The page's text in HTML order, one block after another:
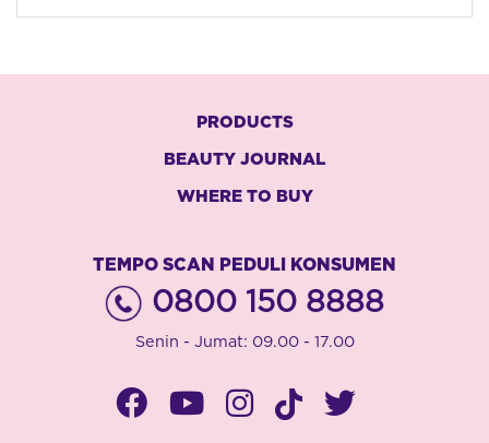
PRODUCTS
BEAUTY JOURNAL
WHERE TO BUY
TEMPO SCAN PEDULI KONSUMEN
0800 150 8888
Senin - Jumat: 09.00 - 17.00